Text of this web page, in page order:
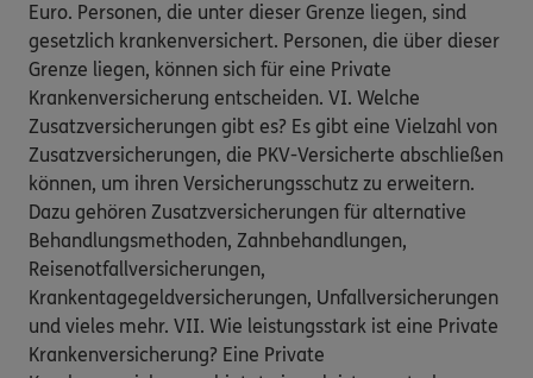
Euro. Personen, die unter dieser Grenze liegen, sind
gesetzlich krankenversichert. Personen, die über dieser
Grenze liegen, können sich für eine Private
Krankenversicherung entscheiden. VI. Welche
Zusatzversicherungen gibt es? Es gibt eine Vielzahl von
Zusatzversicherungen, die PKV-Versicherte abschließen
können, um ihren Versicherungsschutz zu erweitern.
Dazu gehören Zusatzversicherungen für alternative
Behandlungsmethoden, Zahnbehandlungen,
Reisenotfallversicherungen,
Krankentagegeldversicherungen, Unfallversicherungen
und vieles mehr. VII. Wie leistungsstark ist eine Private
Krankenversicherung? Eine Private